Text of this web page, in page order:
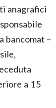
anagrafici
bancomat –
a 15